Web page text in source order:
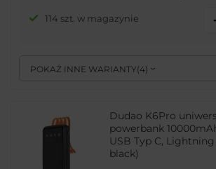
POKAŻ INNE WARIANTY(4)
114 szt. w magazynie
Dudao K6Pro
powerbank
USB Typ C,
black)